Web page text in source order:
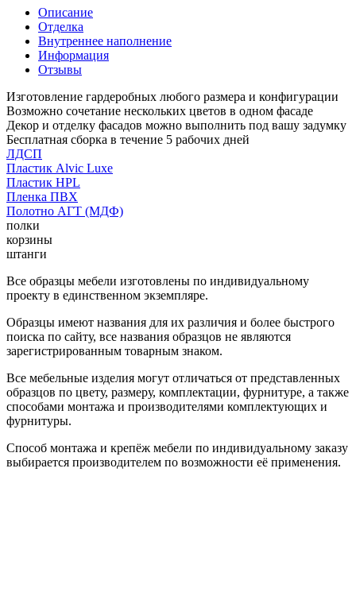
Описание
Отделка
Внутреннее наполнение
Информация
Отзывы
Изготовление гардеробных любого размера и конфигурации
Возможно сочетание нескольких цветов в одном фасаде
Декор и отделку фасадов можно выполнить под вашу задумку
Бесплатная сборка в течение 5 рабочих дней
ЛДСП
Пластик Alvic Luxe
Пластик HPL
Пленка ПВХ
Полотно АГТ (МДФ)
полки
корзины
штанги
Все образцы мебели изготовлены по индивидуальному
проекту в единственном экземпляре.
Образцы имеют названия для их различия и более быстрого
поиска по сайту, все названия образцов не являются
зарегистрированным товарным знаком.
Все мебельные изделия могут отличаться от представленных
образцов по цвету, размеру, комплектации, фурнитуре, а также
способами монтажа и производителями комплектующих и
фурнитуры.
Способ монтажа и крепёж мебели по индивидуальному заказу
выбирается производителем по возможности её применения.